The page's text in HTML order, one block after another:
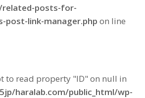
posts-for-
post-link-manager.php on line
to read property "ID" on null in
haralab.com/public_html/wp-